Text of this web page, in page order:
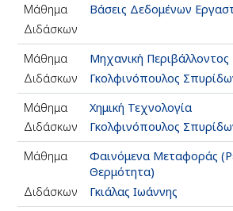
Μάθημα
Βάσεις Δεδομένων
Διδάσκων
Μάθημα
Μηχανική Περιβάλλοντος
Διδάσκων
Γκολφινόπουλος
Μάθημα
Χημική Τεχνολογία
Διδάσκων
Γκολφινόπουλος
Μάθημα
Φαινόμενα Μεταφοράς
Θερμότητα)
Διδάσκων
Γκιάλας Ιωάννης